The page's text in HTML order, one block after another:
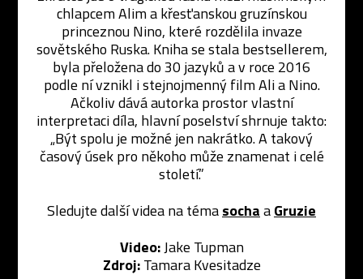
chlapcem Alim a křesťanskou gruzínskou
princeznou Nino, které rozdělila invaze
sovětského Ruska. Kniha se stala bestsellerem,
byla přeložena do 30 jazyků a v roce 2016
podle ní vznikl i stejnojmenný film Ali a Nino.
Ačkoliv dává autorka prostor vlastní
interpretaci díla, hlavní poselství shrnuje takto:
„Být spolu je možné jen nakrátko. A takový
časový úsek pro někoho může znamenat i celé
století.”
Sledujte další videa na témasochaaGruzie
Video:Jake Tupman
Zdroj:Tamara Kvesitadze